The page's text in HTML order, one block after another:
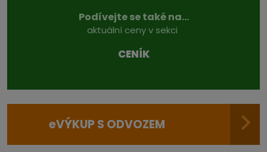
Podívejte se také na...
aktuální ceny v sekci
CENÍK
eVÝKUP S ODVOZEM